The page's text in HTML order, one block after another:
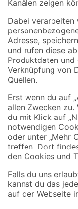
Folge uns
Zahlungsarten
Sicher einkaufen
Jetzt die toom-App
Alle Preisangaben in EUR
Umständen nicht in allen